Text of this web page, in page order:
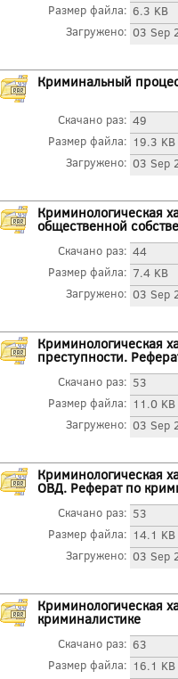
Размер файла: 6.3 KB
Загружено: 03 Sep
Криминальный
Скачано раз: 49
Размер файла: 19.3 KB
Загружено: 03 Sep
Криминологическая
общественной
Скачано раз: 44
Размер файла: 7.4 KB
Загружено: 03 Sep
Криминологическая
преступности.
Скачано раз: 53
Размер файла: 11.0 KB
Загружено: 03 Sep
Криминологическая
ОВД. Реферат по
Скачано раз: 53
Размер файла: 14.1 KB
Загружено: 03 Sep
Криминологическая
криминалистике
Скачано раз: 63
Размер файла: 16.1 KB